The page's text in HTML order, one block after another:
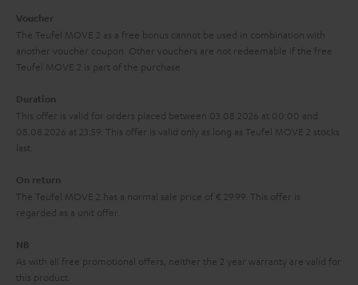
n
e
i
a
Voucher
The Teufel MOVE 2 as a free bonus cannot be used in combination with
another voucher coupon. Other vouchers are not redeemable if the free
Teufel MOVE 2 is part of the purchase.
Duration
This offer is valid for orders placed between 03.08.2026 at 00:00 and
08.08.2026 at 23:59. This offer is valid only as long as Teufel MOVE 2 stocks
last.
On return
The Teufel MOVE 2 has a normal sale price of € 29.99. This offer is
regarded as a unit offer.
NB
As with all free promotional offers, neither the 2 year warranty are valid for
this product.